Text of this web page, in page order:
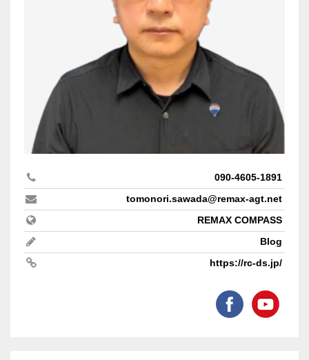
090-4605-1891
tomonori.sawada@remax-agt.net
REMAX COMPASS
Blog
https://rc-ds.jp/